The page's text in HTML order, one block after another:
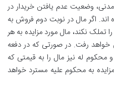
احکام مدنی، وضعیت عدم یافتن خریدار در
اگر مال در نوبت دوم فروش به
تملک نکند، مال مورد مزایده به هر
خواهد رفت. در صورتی که در دفعه
محکوم له نیز مال را به قیمتی که
به محکوم علیه مسترد خواهد